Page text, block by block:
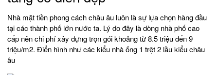
Nhà mặt tiền phong cách châu âu luôn là sự lựa chọn hàng đầu
tại các thành phố lớn nước ta. Lý do đây là dòng nhà phố cao
cấp nên chi phí xây dựng trọn gói khoảng từ 8.5 triệu đến 9
triệu/m2. Điển hình như các kiểu nhà ống 1 trệt 2 lầu kiểu châu
âu